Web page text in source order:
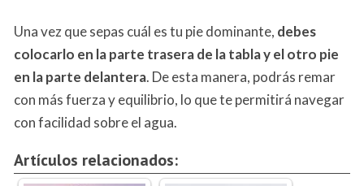
Una vez que sepas cuál es tu pie dominante, debes
colocarlo en la parte trasera de la tabla y el otro pie
en la parte delantera. De esta manera, podrás remar
con más fuerza y equilibrio, lo que te permitirá navegar
con facilidad sobre el agua.
Artículos relacionados: